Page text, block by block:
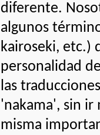
diferente.
algunos
kairoseki, etc.)
personalidad
las
'nakama', sin ir
misma